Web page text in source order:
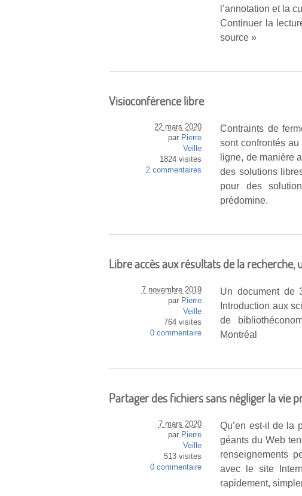
l’annotation et la
Continuer la
source »
Visioconférence libre
Contraints de
sont confrontés
ligne, de manière
des solutions
pour des
prédomine.
22 mars 2020
par Pierre
Veille
1824 visites
2 commentaires
Libre accès aux résultats de la
Un document de
Introduction aux
de
Montréal
7 novembre 2019
par Pierre
Veille
764 visites
0 commentaire
Partager des fichiers sans négliger la vie
Qu’en est-il de la
géants du Web
renseignements
avec le site
rapidement,
7 mars 2020
par Pierre
Veille
513 visites
0 commentaire